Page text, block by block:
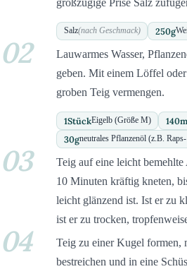
großzügige Prise Salz
Salz(nach Geschmack) 250g
02
Lauwarmes Wasser,
geben. Mit einem Löffel
groben Teig vermengen.
1StückEigelb (Größe M) 140
30gneutrales Pflanzenöl (z.B.
03
Teig auf eine leicht
10 Minuten kräftig kneten,
leicht glänzend ist. Ist er zu
ist er zu trocken,
04
Teig zu einer Kugel formen,
bestreichen und in eine